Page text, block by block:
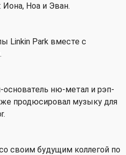
Иона, Ноа и Эван.
Linkin Park вместе с
основатель ню-метал и рэп-
продюсировал музыку для
своим будущим коллегой по